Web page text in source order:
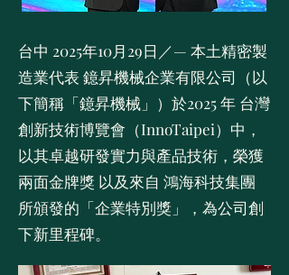
台中 2025年10月29日／— 本土精密製
造業代表 鐿昇機械企業有限公司（以
下簡稱「鐿昇機械」）於2025 年 台灣
創新技術博覽會（InnoTaipei）中，
以其卓越研發實力與產品技術，榮獲
兩面金牌獎 以及來自 鴻海科技集團
所頒發的「企業特別獎」，為公司創
下新里程碑。